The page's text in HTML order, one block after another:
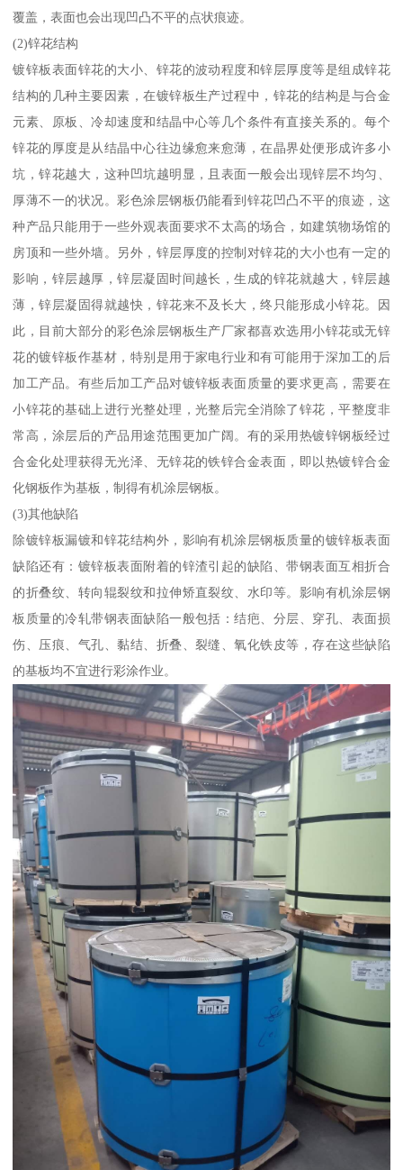
覆盖，表面也会出现凹凸不平的点状痕迹。
(2)锌花结构
镀锌板表面锌花的大小、锌花的波动程度和锌层厚度等是组成锌花
结构的几种主要因素，在镀锌板生产过程中，锌花的结构是与合金
元素、原板、冷却速度和结晶中心等几个条件有直接关系的。每个
锌花的厚度是从结晶中心往边缘愈来愈薄，在晶界处便形成许多小
坑，锌花越大，这种凹坑越明显，且表面一般会出现锌层不均匀、
厚薄不一的状况。彩色涂层钢板仍能看到锌花凹凸不平的痕迹，这
种产品只能用于一些外观表面要求不太高的场合，如建筑物场馆的
房顶和一些外墙。另外，锌层厚度的控制对锌花的大小也有一定的
影响，锌层越厚，锌层凝固时间越长，生成的锌花就越大，锌层越
薄，锌层凝固得就越快，锌花来不及长大，终只能形成小锌花。因
此，目前大部分的彩色涂层钢板生产厂家都喜欢选用小锌花或无锌
花的镀锌板作基材，特别是用于家电行业和有可能用于深加工的后
加工产品。有些后加工产品对镀锌板表面质量的要求更高，需要在
小锌花的基础上进行光整处理，光整后完全消除了锌花，平整度非
常高，涂层后的产品用途范围更加广阔。有的采用热镀锌钢板经过
合金化处理获得无光泽、无锌花的铁锌合金表面，即以热镀锌合金
化钢板作为基板，制得有机涂层钢板。
(3)其他缺陷
除镀锌板漏镀和锌花结构外，影响有机涂层钢板质量的镀锌板表面
缺陷还有：镀锌板表面附着的锌渣引起的缺陷、带钢表面互相折合
的折叠纹、转向辊裂纹和拉伸矫直裂纹、水印等。影响有机涂层钢
板质量的冷轧带钢表面缺陷一般包括：结疤、分层、穿孔、表面损
伤、压痕、气孔、黏结、折叠、裂缝、氧化铁皮等，存在这些缺陷
的基板均不宜进行彩涂作业。